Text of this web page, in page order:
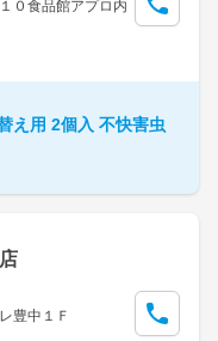
０食品館アプロ内
え用 2個入 不快害虫
豊中１Ｆ